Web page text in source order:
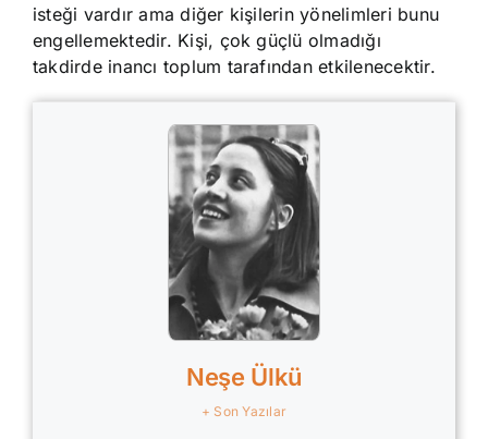
isteği vardır ama diğer kişilerin yönelimleri bunu
engellemektedir. Kişi, çok güçlü olmadığı
takdirde inancı toplum tarafından etkilenecektir.
Neşe Ülkü
+ Son Yazılar